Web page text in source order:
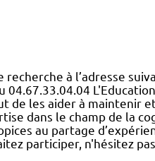
recherche à l’adresse
04.67.33.04.04
de les aider à maintenir
dans le champ de la
au partage
participer, n'hésitez